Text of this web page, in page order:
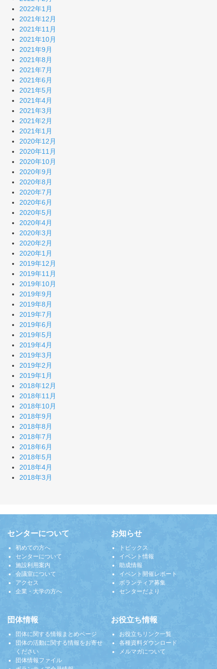
2022年1月
2021年12月
2021年11月
2021年10月
2021年9月
2021年8月
2021年7月
2021年6月
2021年5月
2021年4月
2021年3月
2021年2月
2021年1月
2020年12月
2020年11月
2020年10月
2020年9月
2020年8月
2020年7月
2020年6月
2020年5月
2020年4月
2020年3月
2020年2月
2020年1月
2019年12月
2019年11月
2019年10月
2019年9月
2019年8月
2019年7月
2019年6月
2019年5月
2019年4月
2019年3月
2019年2月
2019年1月
2018年12月
2018年11月
2018年10月
2018年9月
2018年8月
2018年7月
2018年6月
2018年5月
2018年4月
2018年3月
センターについて
初めての方へ
センターについて
施設利用案内
会議室について
アクセス
企業・大学の方へ
お知らせ
トピックス
イベント情報
助成情報
イベント開催レポート
ボランティア募集
センターだより
団体情報
団体に関する情報まとめページ
団体の活動に関する情報をお寄せ
ください
団体情報ファイル
お役立ち情報
お役立ちリンク一覧
各種資料ダウンロード
メルマガについて